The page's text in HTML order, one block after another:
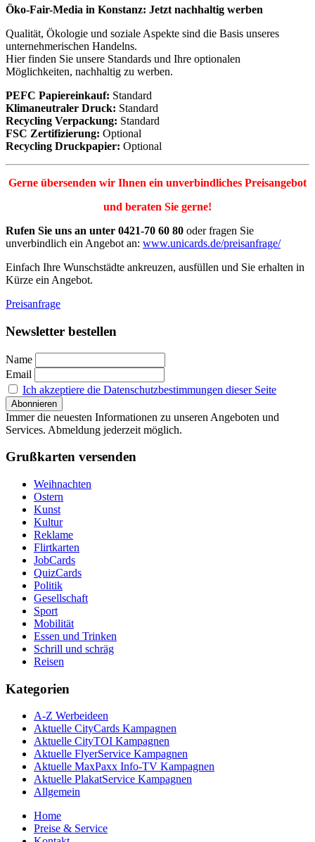
Öko-Fair-Media in Konstanz: Jetzt nachhaltig werben
Qualität, Ökologie und soziale Aspekte sind die Basis unseres
unternehmerischen Handelns.
Hier finden Sie unsere Standards und Ihre optionalen
Möglichkeiten, nachhaltig zu werben.
PEFC Papiereinkauf: Standard
Klimaneutraler Druck: Standard
Recycling Verpackung: Standard
FSC Zertifizierung: Optional
Recycling Druckpapier: Optional
Gerne übersenden wir Ihnen ein unverbindliches Preisangebot
und beraten Sie gerne!
Rufen Sie uns an unter 0421-70 60 80 oder fragen Sie
unverbindlich ein Angebot an: www.unicards.de/preisanfrage/
Einfach Ihre Wunschstädte ankreuzen, ausfüllen und Sie erhalten in
Kürze ein Angebot.
Preisanfrage
Newsletter bestellen
Name
Email
Ich akzeptiere die Datenschutzbestimmungen dieser Seite
Immer die neuesten Informationen zu unseren Angeboten und
Services. Abmeldung jederzeit möglich.
Grußkarten versenden
Weihnachten
Ostern
Kunst
Kultur
Reklame
Flirtkarten
JobCards
QuizCards
Politik
Gesellschaft
Sport
Mobilität
Essen und Trinken
Schrill und schräg
Reisen
Kategorien
A-Z Werbeideen
Aktuelle CityCards Kampagnen
Aktuelle CityTOI Kampagnen
Aktuelle FlyerService Kampagnen
Aktuelle MaxPaxx Info-TV Kampagnen
Aktuelle PlakatService Kampagnen
Allgemein
Home
Preise & Service